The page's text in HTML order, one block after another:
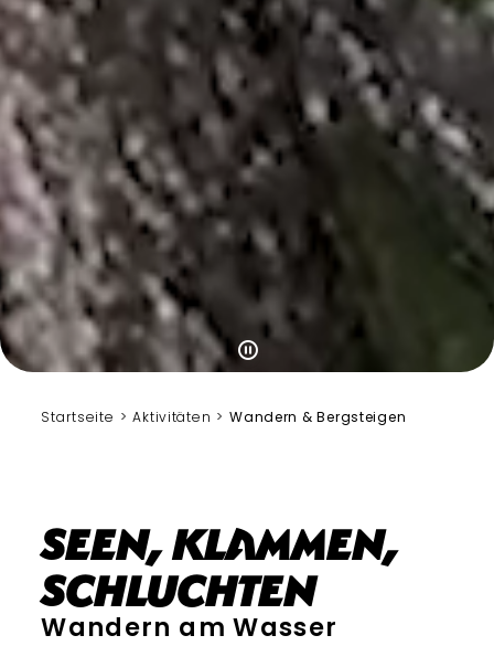
Startseite Aktivitäten Wandern & Bergsteigen
Seen, Klammen,
Schluchten
Wandern am Wasser